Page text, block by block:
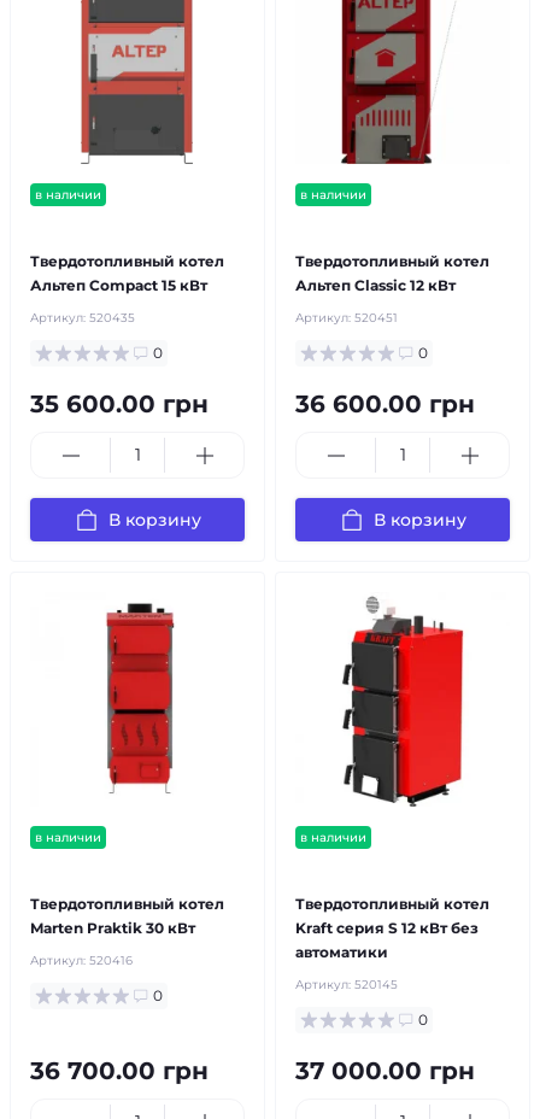
в наличии
Твердотопливный котел
Альтеп Compact 15 кВт
Артикул: 520435
0
35 600.00 грн
В корзину
в наличии
Твердотопливный котел
Альтеп Classic 12 кВт
Артикул: 520451
0
36 600.00 грн
В корзину
в наличии
Твердотопливный котел
Marten Praktik 30 кВт
Артикул: 520416
0
36 700.00 грн
в наличии
Твердотопливный котел
Kraft серия S 12 кВт без
автоматики
Артикул: 520145
0
37 000.00 грн